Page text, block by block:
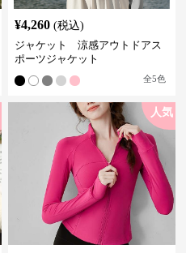
¥4,260 (税込)
ジャケット 涼感アウトドアス
ポーツジャケット
全5色
人気